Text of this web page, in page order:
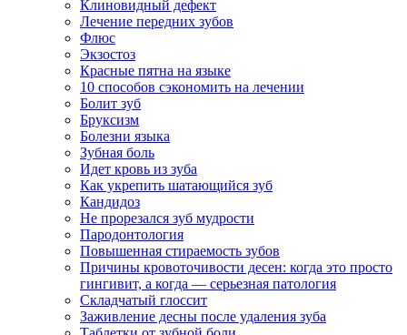
Клиновидный дефект
Лечение передних зубов
Флюс
Экзостоз
Красные пятна на языке
10 способов сэкономить на лечении
Болит зуб
Бруксизм
Болезни языка
Зубная боль
Идет кровь из зуба
Как укрепить шатающийся зуб
Кандидоз
Не прорезался зуб мудрости
Пародонтология
Повышенная стираемость зубов
Причины кровоточивости десен: когда это просто
гингивит, а когда — серьезная патология
Складчатый глоссит
Заживление десны после удаления зуба